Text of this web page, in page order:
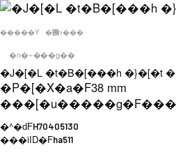
�����Y �݌ɂ���
�n�~���g��
�J�[�L �t�B�[���h �}�[�t
�P�[�X�a�F38 mm
���[�u�����g�F
�^�ԁFH70405130
���iID�Fha511